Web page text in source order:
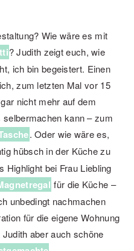
Wie wäre es mit
? Judith zeigt euch, wie
ich bin begeistert. Einen
zum letzten Mal vor 15
nicht mehr auf dem
kann – zum
. Oder wie wäre es,
hübsch in der Küche zu
Highlight bei Frau Liebling
für die Küche –
unbedingt nachmachen
für die eigene Wohnung
aber auch schöne